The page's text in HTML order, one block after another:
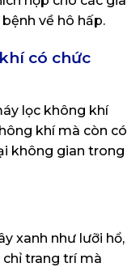
về hô hấp.
có chức
lọc không khí
khí mà còn có
không gian trong
xanh như lưỡi hổ,
chỉ trang trí mà